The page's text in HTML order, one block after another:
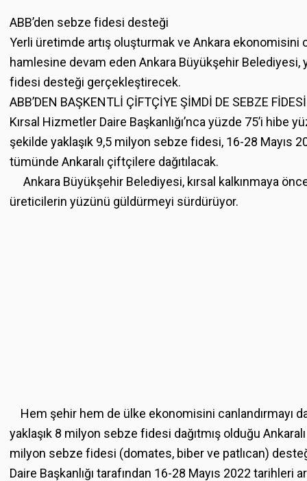
ABB’den sebze fidesi desteği
Yerli üretimde artış oluşturmak ve Ankara ekonomisini
hamlesine devam eden Ankara Büyükşehir
fidesi desteği gerçekleştirecek.
ABB’DEN BAŞKENTLİ ÇİFTÇİYE ŞİMDİ DE SEBZE
Kırsal Hizmetler Daire Başkanlığı’nca yüzde 75’i hibe
şekilde yaklaşık 9,5 milyon sebze fidesi, 16-28 Mayıs
tümünde Ankaralı çiftçilere dağıtılacak.
Ankara Büyükşehir Belediyesi, kırsal kalkınmaya
üreticilerin yüzünü güldürmeyi sürdürüyor.
Hem şehir hem de ülke ekonomisini canlandırmayı
yaklaşık 8 milyon sebze fidesi dağıtmış olduğu
milyon sebze fidesi (domates, biber ve patlıcan)
Daire Başkanlığı tarafından 16-28 Mayıs 2022 tarihleri